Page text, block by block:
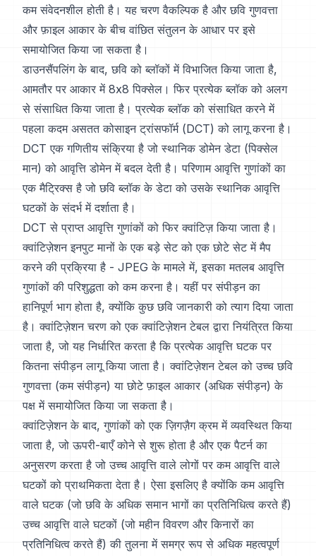
कम संवेदनशील होती है। यह चरण वैकल्पिक है और छवि गुणवत्ता
और फ़ाइल आकार के बीच वांछित संतुलन के आधार पर इसे
समायोजित किया जा सकता है।
डाउनसैंपलिंग के बाद, छवि को ब्लॉकों में विभाजित किया जाता है,
आमतौर पर आकार में 8x8 पिक्सेल। फिर प्रत्येक ब्लॉक को अलग
से संसाधित किया जाता है। प्रत्येक ब्लॉक को संसाधित करने में
पहला कदम असतत कोसाइन ट्रांसफॉर्म (DCT) को लागू करना है।
DCT एक गणितीय संक्रिया है जो स्थानिक डोमेन डेटा (पिक्सेल
मान) को आवृत्ति डोमेन में बदल देती है। परिणाम आवृत्ति गुणांकों का
एक मैट्रिक्स है जो छवि ब्लॉक के डेटा को उसके स्थानिक आवृत्ति
घटकों के संदर्भ में दर्शाता है।
DCT से प्राप्त आवृत्ति गुणांकों को फिर क्वांटिज़ किया जाता है।
क्वांटिज़ेशन इनपुट मानों के एक बड़े सेट को एक छोटे सेट में मैप
करने की प्रक्रिया है - JPEG के मामले में, इसका मतलब आवृत्ति
गुणांकों की परिशुद्धता को कम करना है। यहीं पर संपीड़न का
हानिपूर्ण भाग होता है, क्योंकि कुछ छवि जानकारी को त्याग दिया जाता
है। क्वांटिज़ेशन चरण को एक क्वांटिज़ेशन टेबल द्वारा नियंत्रित किया
जाता है, जो यह निर्धारित करता है कि प्रत्येक आवृत्ति घटक पर
कितना संपीड़न लागू किया जाता है। क्वांटिज़ेशन टेबल को उच्च छवि
गुणवत्ता (कम संपीड़न) या छोटे फ़ाइल आकार (अधिक संपीड़न) के
पक्ष में समायोजित किया जा सकता है।
क्वांटिज़ेशन के बाद, गुणांकों को एक ज़िगज़ैग क्रम में व्यवस्थित किया
जाता है, जो ऊपरी-बाएँ कोने से शुरू होता है और एक पैटर्न का
अनुसरण करता है जो उच्च आवृत्ति वाले लोगों पर कम आवृत्ति वाले
घटकों को प्राथमिकता देता है। ऐसा इसलिए है क्योंकि कम आवृत्ति
वाले घटक (जो छवि के अधिक समान भागों का प्रतिनिधित्व करते हैं)
उच्च आवृत्ति वाले घटकों (जो महीन विवरण और किनारों का
प्रतिनिधित्व करते हैं) की तुलना में समग्र रूप से अधिक महत्वपूर्ण